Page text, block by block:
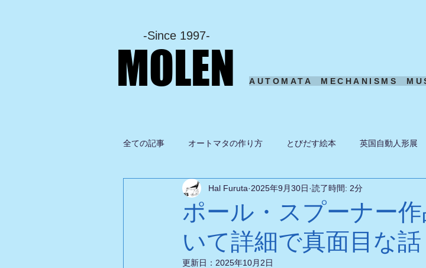
-Since 1997-
MOLEN AUTOMATA MECHANISMS
全ての記事 オートマタの作り方 とびだす絵本 英国自動人形展
グルメ ドローン ある日の風景
ポール・スプーナー
いて詳細で真面目な
Hal Furuta 2025年9月30日 読了時間: 2分
更新日： 2025年10月2日